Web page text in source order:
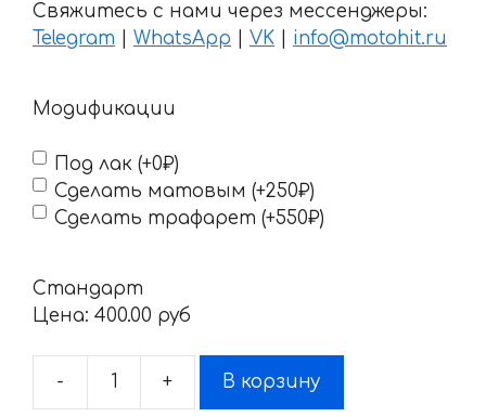
Свяжитесь с нами через мессенджеры:
Telegram
WhatsApp VK info@motohit.ru
Модификации
Под лак (+0₽)
Сделать матовым (+250₽)
Сделать трафарет (+550₽)
Стандарт
Цена: 400.00 pyб
-
Количество
+ В корзину